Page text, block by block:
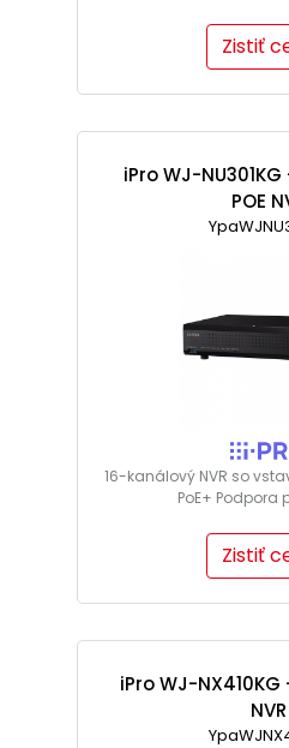
Zistiť
iPro WJ-
POE
16-kanálový NVR so
PoE+ Podpora
Zistiť
iPro WJ-
NVR